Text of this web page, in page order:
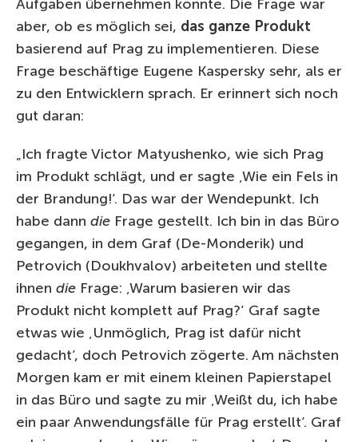
Aufgaben übernehmen konnte. Die Frage war
aber, ob es möglich sei, das ganze Produkt
basierend auf Prag zu implementieren. Diese
Frage beschäftige Eugene Kaspersky sehr, als er
zu den Entwicklern sprach. Er erinnert sich noch
gut daran:
„Ich fragte Victor Matyushenko, wie sich Prag
im Produkt schlägt, und er sagte ‚Wie ein Fels in
der Brandung!‘. Das war der Wendepunkt. Ich
habe dann die Frage gestellt. Ich bin in das Büro
gegangen, in dem Graf (De-Monderik) und
Petrovich (Doukhvalov) arbeiteten und stellte
ihnen die Frage: ‚Warum basieren wir das
Produkt nicht komplett auf Prag?‘ Graf sagte
etwas wie ‚Unmöglich, Prag ist dafür nicht
gedacht‘, doch Petrovich zögerte. Am nächsten
Morgen kam er mit einem kleinen Papierstapel
in das Büro und sagte zu mir ‚Weißt du, ich habe
ein paar Anwendungsfälle für Prag erstellt‘. Graf